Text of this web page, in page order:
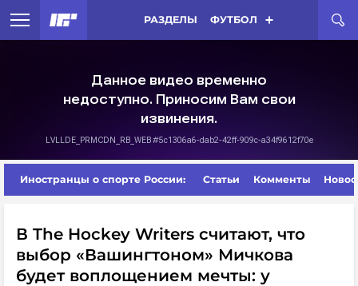
РАЗДЕЛЫ ФУТБОЛ
Иностранцы о спорте России: Статьи Комменты
В The Hockey Writers считают, что
выбор «Вашингтоном» Мичкова
будет воплощением мечты: у